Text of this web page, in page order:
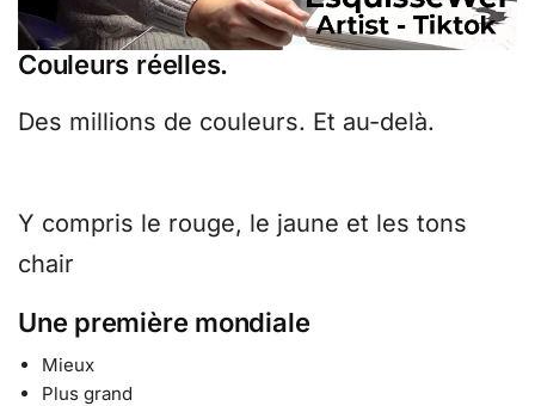
Couleurs réelles.
Des millions de couleurs. Et au-delà.
Y compris le rouge, le jaune et les tons
chair
Une première mondiale
Mieux
Plus grand